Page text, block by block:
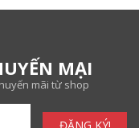
MẠI
mãi từ shop